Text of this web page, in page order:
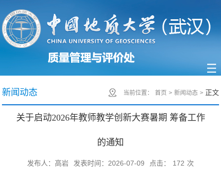
新闻动态 当前位置： 首页 > 新闻动态 >正文
关于启动2026年教师教学创新大赛暑期 筹备工作
的通知
发布人：高岩 发表时间：2026-07-09 点击： 172 次